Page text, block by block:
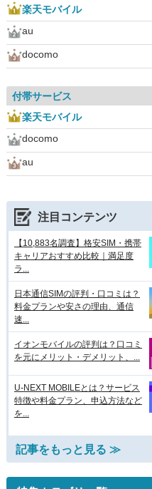
楽天モバイル
au
docomo
付帯サービス
楽天モバイル
docomo
au
注目コンテンツ
【10,883名調査】格安SIM・携帯
キャリアおすすめ比較｜満足度
ラ...
日本通信SIMの評判・口コミは？
料金プランや安さの理由、通信
速...
イオンモバイルの評判は？口コミ
を元にメリット・デメリット、...
U-NEXT MOBILEとは？サービス
特徴や料金プラン、申込方法など
を...
記事をもっと見る ≫